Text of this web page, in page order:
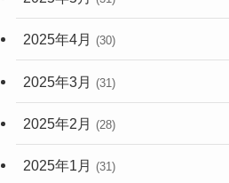
2025年4月 (30)
2025年3月 (31)
2025年2月 (28)
2025年1月 (31)